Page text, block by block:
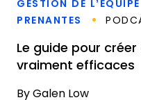
GESTION DE
PRENANTES
Le guide pour
vraiment efficaces
By Galen Low